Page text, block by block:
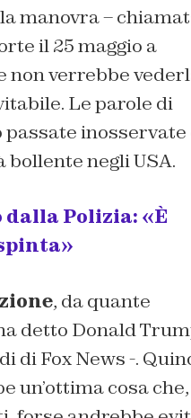
manovra –
il 25 maggio a
non verrebbe
Le parole di
passate inosservate
negli USA.
dalla Polizia: «È
, da quante
detto Donald
diFox News-.
un’ottima cosa